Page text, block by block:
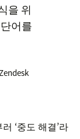
을 위
어를
‘중도 해결’라